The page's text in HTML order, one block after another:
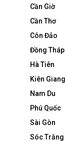
Cần Giờ
Cần Thơ
Côn Đảo
Đồng Tháp
Hà Tiên
Kiên Giang
Nam Du
Phú Quốc
Sài Gòn
Sóc Trăng